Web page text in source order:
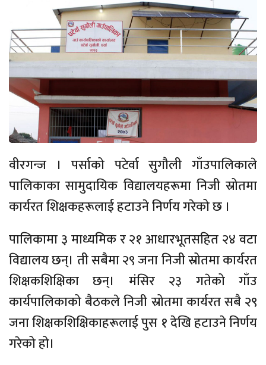
वीरगन्ज । पर्साको पटेर्वा सुगौली गाँउपालिकाले
पालिकाका सामुदायिक विद्यालयहरूमा निजी स्रोतमा
कार्यरत शिक्षकहरूलाई हटाउने निर्णय गरेको छ ।
पालिकामा ३ माध्यमिक र २१ आधारभूतसहित २४ वटा
विद्यालय छन्। ती सबैमा २९ जना निजी स्रोतमा कार्यरत
शिक्षकशिक्षिका छन्। मंसिर २३ गतेको गाँउ
कार्यपालिकाको बैठकले निजी स्रोतमा कार्यरत सबै २९
जना शिक्षकशिक्षिकाहरूलाई पुस १ देखि हटाउने निर्णय
गरेको हो।